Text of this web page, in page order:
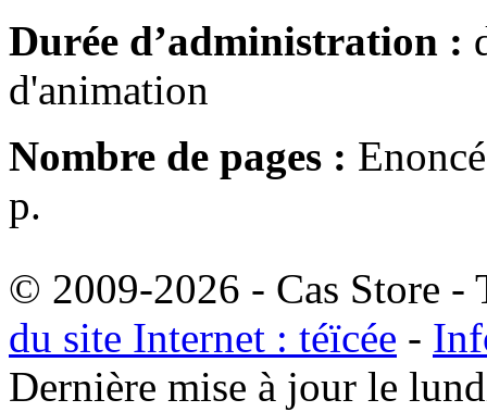
Durée d’administration :
d'animation
Nombre de pages :
p.
© 2009-2026 - Cas Store -
du site Internet : téïcée -
Dernière mise à jour le